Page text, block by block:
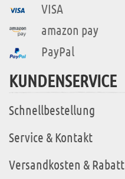
VISA
amazon pay
PayPal
KUNDENSERVICE
Schnellbestellung
Service & Kontakt
Versandkosten & Rabatt